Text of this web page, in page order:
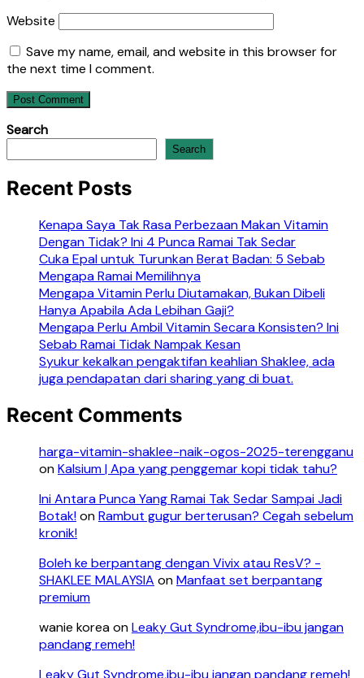
Website
Save my name, email, and website in this browser for
the next time I comment.
Search
Search
Recent Posts
Kenapa Saya Tak Rasa Perbezaan Makan Vitamin
Dengan Tidak? Ini 4 Punca Ramai Tak Sedar
Cuka Epal untuk Turunkan Berat Badan: 5 Sebab
Mengapa Ramai Memilihnya
Mengapa Vitamin Perlu Diutamakan, Bukan Dibeli
Hanya Apabila Ada Lebihan Gaji?
Mengapa Perlu Ambil Vitamin Secara Konsisten? Ini
Sebab Ramai Tidak Nampak Kesan
Syukur kekalkan pengaktifan keahlian Shaklee, ada
juga pendapatan dari sharing yang di buat.
Recent Comments
harga-vitamin-shaklee-naik-ogos-2025-terengganu
onKalsium | Apa yang penggemar kopi tidak tahu?
Ini Antara Punca Yang Ramai Tak Sedar Sampai Jadi
Botak!onRambut gugur berterusan? Cegah sebelum
kronik!
Boleh ke berpantang dengan Vivix atau ResV? -
SHAKLEE MALAYSIA onManfaat set berpantang
premium
wanie koreaonLeaky Gut Syndrome,ibu-ibu jangan
pandang remeh!
Leaky Gut Syndrome,ibu-ibu jangan pandang remeh!